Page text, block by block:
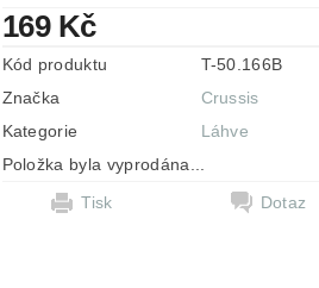
169 Kč
Kód produktu
T-50.166B
Značka
Crussis
Kategorie
Láhve
Položka byla vyprodána...
Tisk
Dotaz